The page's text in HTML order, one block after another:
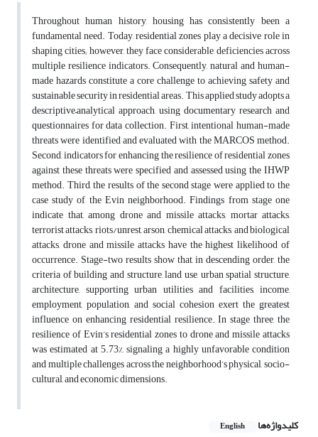
Throughout human history, housing has consistently been a
fundamental need. Today, residential zones play a decisive role in
shaping cities; however, they face considerable deficiencies across
multiple resilience indicators. Consequently, natural and human-
made hazards constitute a core challenge to achieving safety and
sustainable security in residential areas. This applied study adopts a
descriptive–analytical approach, using documentary research and
questionnaires for data collection. First, intentional human-made
threats were identified and evaluated with the MARCOS method.
Second, indicators for enhancing the resilience of residential zones
against these threats were specified and assessed using the IHWP
method. Third, the results of the second stage were applied to the
case study of the Evin neighborhood. Findings from stage one
indicate that, among drone and missile attacks, mortar attacks,
terrorist attacks, riots/unrest, arson, chemical attacks, and biological
attacks, drone and missile attacks have the highest likelihood of
occurrence. Stage-two results show that, in descending order, the
criteria of building and structure, land use, urban spatial structure,
architecture, supporting urban utilities and facilities, income,
employment, population, and social cohesion exert the greatest
influence on enhancing residential resilience. In stage three, the
resilience of Evin’s residential zones to drone and missile attacks
was estimated at 5.73%, signaling a highly unfavorable condition
and multiple challenges across the neighborhood’s physical, socio-
cultural, and economic dimensions.
کلیدواژه‌ها English